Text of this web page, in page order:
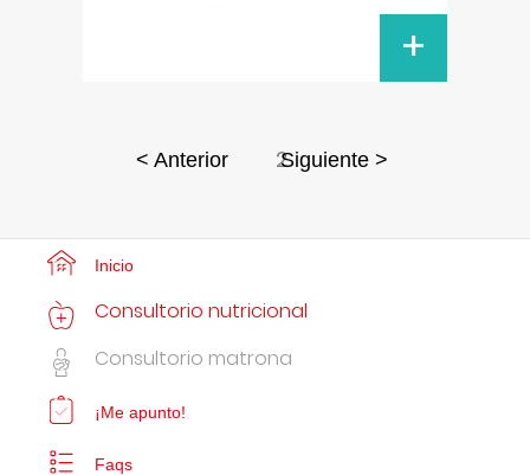
+
< Anterior 2Siguiente >
Inicio
Consultorio nutricional
Consultorio matrona
¡Me apunto!
Faqs